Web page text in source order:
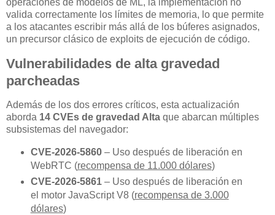
valida correctamente los límites de memoria, lo que permite
a los atacantes escribir más allá de los búferes asignados,
un precursor clásico de exploits de ejecución de código.
Vulnerabilidades de alta gravedad
parcheadas
Además de los dos errores críticos, esta actualización
aborda 14 CVEs de gravedad Alta que abarcan múltiples
subsistemas del navegador:
CVE-2026-5860– Uso después de liberación en
WebRTC (recompensa de 11.000 dólares)
CVE-2026-5861– Uso después de liberación en
el motor JavaScript V8 (recompensa de 3.000
dólares)